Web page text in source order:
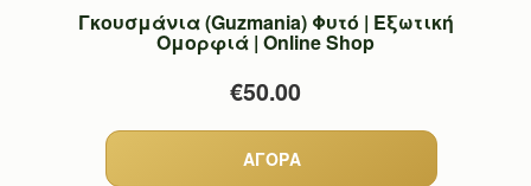
Γκουσμάνια (Guzmania) Φυτό | Εξωτική
Ομορφιά | Online Shop
€50.00